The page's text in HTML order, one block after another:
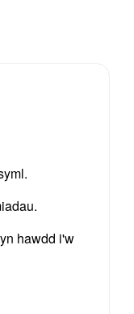
hawdd i'w